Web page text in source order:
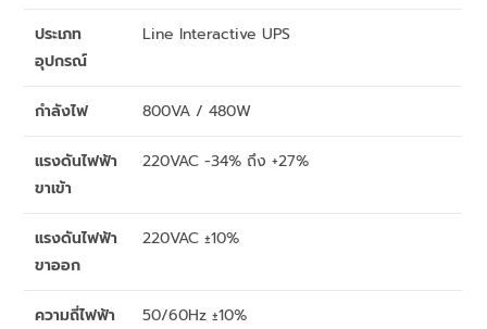
ประเภท
อุปกรณ์
Line Interactive UPS
กำลังไฟ 800VA / 480W
แรงดันไฟฟ้า
ขาเข้า
220VAC -34% ถึง +27%
แรงดันไฟฟ้า
ขาออก
220VAC ±10%
ความถี่ไฟฟ้า 50/60Hz ±10%